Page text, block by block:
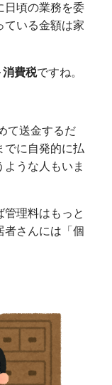
日頃の業務を委
ている金額は家
消費税ですね。
て送金するだ
でに自発的に払
うな人もいま
管理料はもっと
者さんには「個